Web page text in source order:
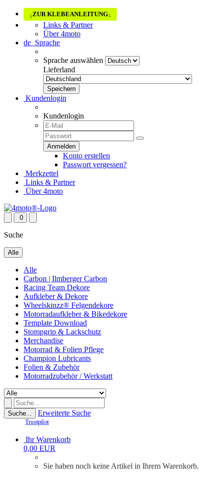
↓ZUR KLEBEANLEITUNG↓
Links & Partner
Über 4moto
de Sprache
Sprache auswählen
Lieferland
Kundenlogin
Kundenlogin
Konto erstellen
Passwort vergessen?
Merkzettel
Links & Partner
Über 4moto
0
Suche
Alle
Alle
Carbon | Ilmberger Carbon
Racing Team Dekore
Aufkleber & Dekore
Wheelskinzz® Felgendekore
Motorradaufkleber & Bikedekore
Template Download
Stompgrip & Lackschutz
Merchandise
Motorrad & Folien Pflege
Champion Lubricants
Folien & Zubehör
Motorradzubehör / Werkstatt
Suche... Erweiterte Suche
Trustpilot
Ihr Warenkorb
0,00 EUR
Sie haben noch keine Artikel in Ihrem Warenkorb.